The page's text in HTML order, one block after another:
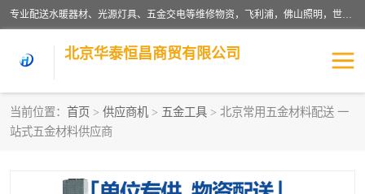
专业配送水暖器材、光源灯具、五金交电等维修物资，飞利浦，佛山照明，世达，博世，九牧，特陶等各产品涉及国内外知名品牌。公司专注与物业、学校、酒店、工厂等单位合作，提供一站式配送服务，降低客户综合成本。依托电子商务改变传统模式，以专业的团队为客户提供24H物资配送到达，货到月结、统一开票，便捷退换等服务，提高了企业的运营效率。
北京华泰恒昌商贸有限公司
当前位置： 首页 > 供应商机 > 五金工具 > 北京常用五金材料配送 一
站式五金材料供应商
水暖阀门
五金工具 涂料辅材